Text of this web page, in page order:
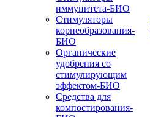
иммунитета-БИО
Стимуляторы
корнеобразования-
БИО
Органические
удобрения со
стимулирующим
эффектом-БИО
Средства для
компостирования-